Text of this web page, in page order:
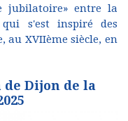
jubilatoire» entre la
s'est inspiré des
au XVIIème siècle, en
Dijon de la